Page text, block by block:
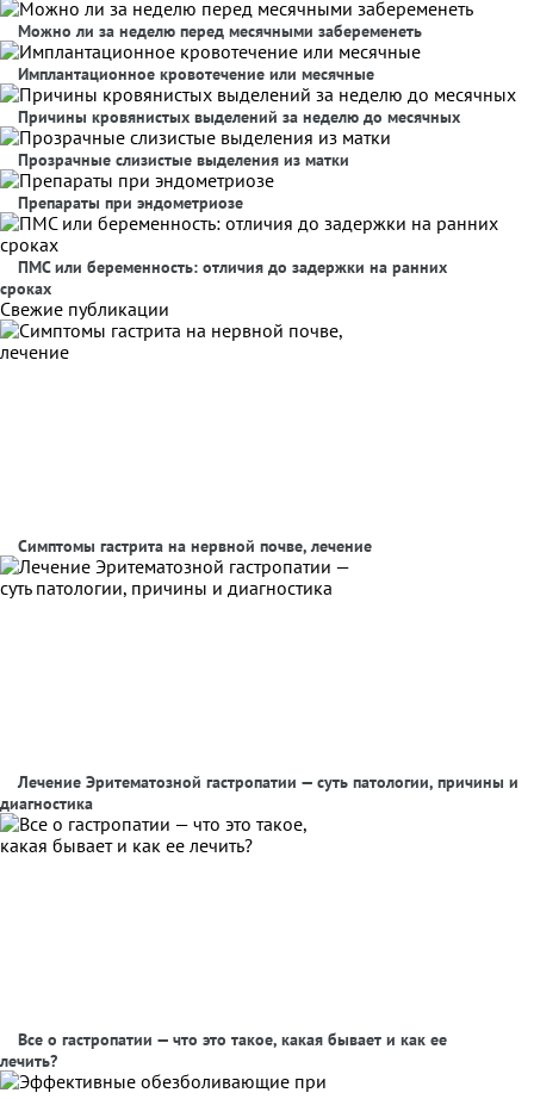
Можно ли за неделю перед месячными забеременеть
Имплантационное кровотечение или месячные
Причины кровянистых выделений за неделю до месячных
Прозрачные слизистые выделения из матки
Препараты при эндометриозе
ПМС или беременность: отличия до задержки на ранних
сроках
Свежие публикации
Симптомы гастрита на нервной почве, лечение
Лечение Эритематозной гастропатии — суть патологии, причины и
диагностика
Все о гастропатии — что это такое, какая бывает и как ее
лечить?